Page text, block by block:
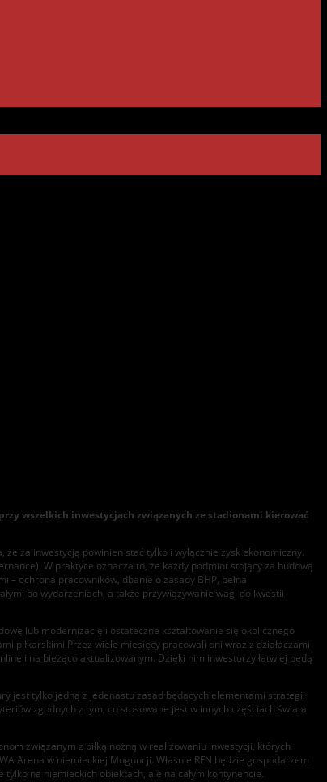
wszelkich inwestycjach związanych ze stadionami kierować
za inwestycją powinien stać tylko i wyłącznie zysk ekonomiczny.
W praktyce oznacza to, że każdy podmiot stojący za budową
ochrona pracowników, dbanie o zasady BHP, pełna
po wydarzeniach, a także przywiązywanie wagi do kwestii
lub modernizację i ostateczne kształtowanie się okolicznego
piłkarskimi.Przez wiele miesięcy pracowali oni wraz z działaczami
i na bieżąco aktualizowanym. Dzięki nim inwestorzy łatwiej będą
jest tylko jedną z jedenastu zasad będących elementami strategii
zgodnych z tym, co stosowane jest w innych częściach świata
związanym z piłką nożną w realizowaniu inwestycji, których
Arena w niemieckiej Moguncji. Właśnie RFN będzie gospodarzem
na niemieckich obiektach, ale na całym kontynencie.